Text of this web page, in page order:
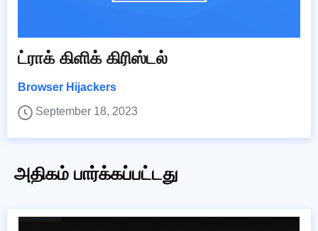
ட்ராக் கிளிக் கிரிஸ்டல்
Browser Hijackers
September 18, 2023
அதிகம் பார்க்கப்பட்டது